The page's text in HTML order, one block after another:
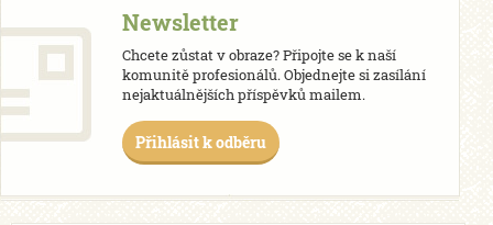
Newsletter
Chcete zůstat v obraze? Připojte se k naší
komunitě profesionálů. Objednejte si zasílání
nejaktuálnějších příspěvků mailem.
Přihlásit k odběru